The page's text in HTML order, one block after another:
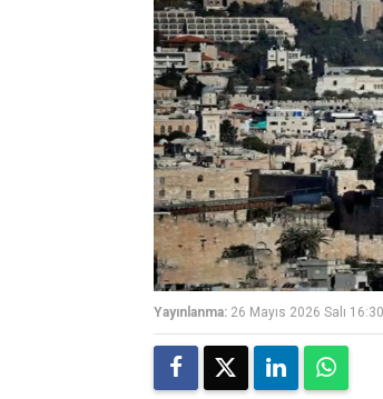
Yayınlanma: 26 Mayıs 2026 Salı 16:30